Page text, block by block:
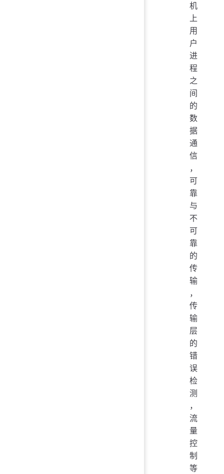
机
上
用
户
进
程
之
间
的
数
据
通
信
，
可
靠
与
不
可
靠
的
传
输
，
传
输
层
的
错
误
检
测
，
流
量
控
制
等